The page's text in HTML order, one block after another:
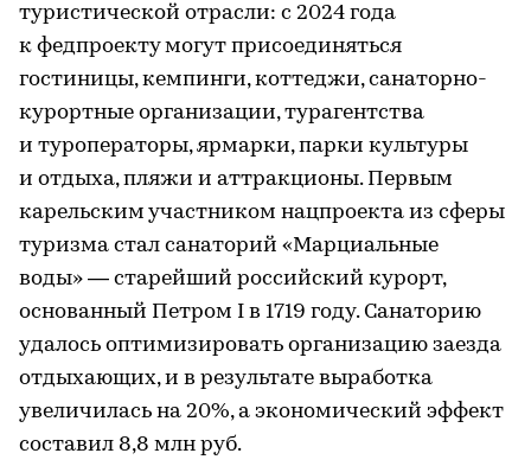
туристической отрасли: с 2024 года
к федпроекту могут присоединяться
гостиницы, кемпинги, коттеджи, санаторно-
курортные организации, турагентства
и туроператоры, ярмарки, парки культуры
и отдыха, пляжи и аттракционы. Первым
карельским участником нацпроекта из сферы
туризма стал санаторий «Марциальные
воды» — старейший российский курорт,
основанный Петром I в 1719 году. Санаторию
удалось оптимизировать организацию заезда
отдыхающих, и в результате выработка
увеличилась на 20%, а экономический эффект
составил 8,8 млн руб.